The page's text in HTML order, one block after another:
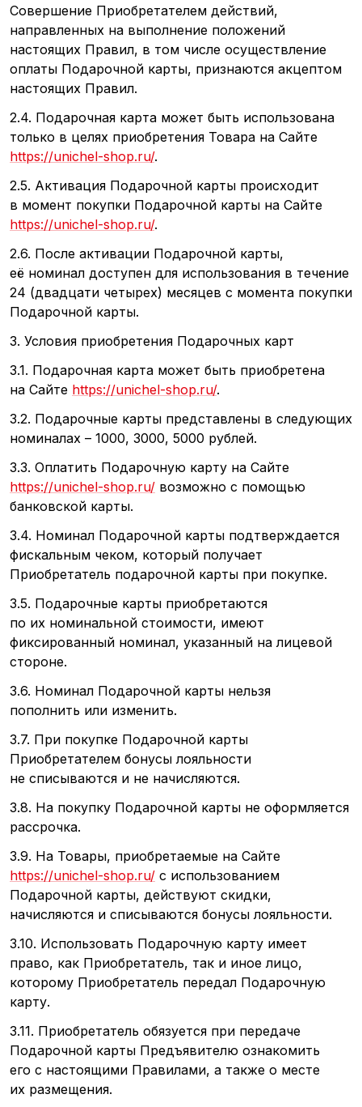
Совершение Приобретателем действий,
направленных на выполнение положений
настоящих Правил, в том числе осуществление
оплаты Подарочной карты, признаются акцептом
настоящих Правил.
2.4. Подарочная карта может быть использована
только в целях приобретения Товара на Сайте
https://unichel-shop.ru/.
2.5. Активация Подарочной карты происходит
в момент покупки Подарочной карты на Сайте
https://unichel-shop.ru/.
2.6. После активации Подарочной карты,
её номинал доступен для использования в течение
24 (двадцати четырех) месяцев с момента покупки
Подарочной карты.
3. Условия приобретения Подарочных карт
3.1. Подарочная карта может быть приобретена
на Сайте https://unichel-shop.ru/.
3.2. Подарочные карты представлены в следующих
номиналах – 1000, 3000, 5000 рублей.
3.3. Оплатить Подарочную карту на Сайте
https://unichel-shop.ru/ возможно с помощью
банковской карты.
3.4. Номинал Подарочной карты подтверждается
фискальным чеком, который получает
Приобретатель подарочной карты при покупке.
3.5. Подарочные карты приобретаются
по их номинальной стоимости, имеют
фиксированный номинал, указанный на лицевой
стороне.
3.6. Номинал Подарочной карты нельзя
пополнить или изменить.
3.7. При покупке Подарочной карты
Приобретателем бонусы лояльности
не списываются и не начисляются.
3.8. На покупку Подарочной карты не оформляется
рассрочка.
3.9. На Товары, приобретаемые на Сайте
https://unichel-shop.ru/ с использованием
Подарочной карты, действуют скидки,
начисляются и списываются бонусы лояльности.
3.10. Использовать Подарочную карту имеет
право, как Приобретатель, так и иное лицо,
которому Приобретатель передал Подарочную
карту.
3.11. Приобретатель обязуется при передаче
Подарочной карты Предъявителю ознакомить
его с настоящими Правилами, а также о месте
их размещения.